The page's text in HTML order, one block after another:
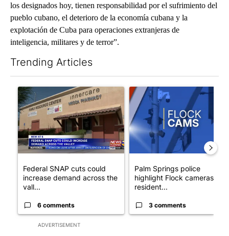
los designados hoy, tienen responsabilidad por el sufrimiento del
pueblo cubano, el deterioro de la economía cubana y la
explotación de Cuba para operaciones extranjeras de
inteligencia, militares y de terror”.
Trending Articles
ADVERTISEMENT
A trending article titled "Federal SNAP cuts could increase
Federal SNAP cuts could
increase demand across the
vall...
6 comments
A trending article titled
Palm Springs police
highlight Flock cameras as
resident...
3 comments